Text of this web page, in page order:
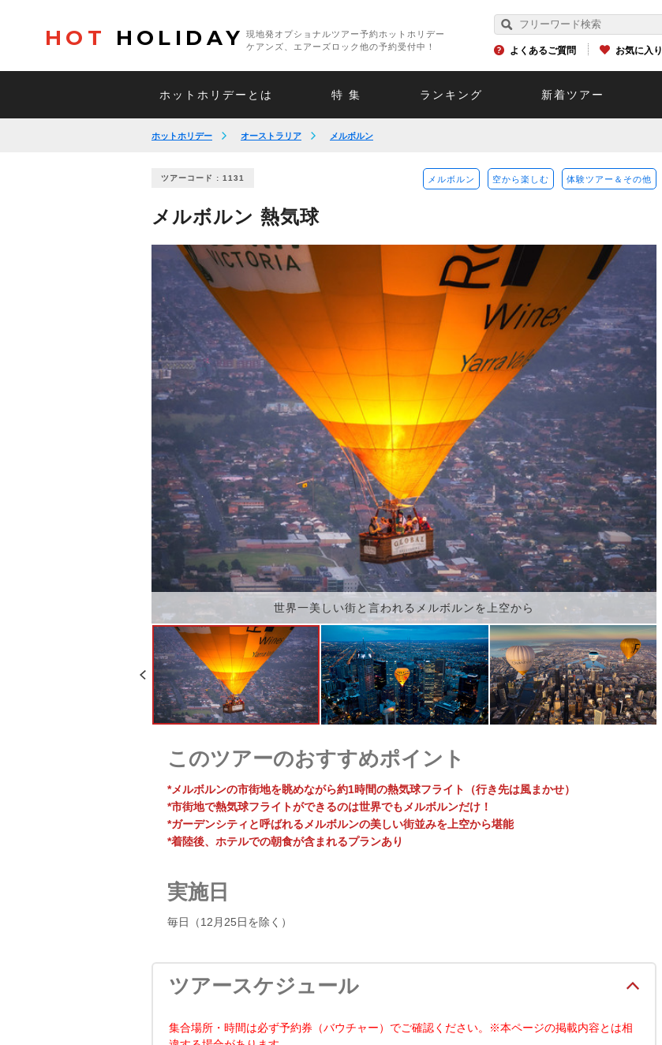
HOT HOLIDAY
現地発オプショナルツアー予約ホットホリデー
ケアンズ、エアーズロック他の予約受付中！
よくあるご質問 お気に入り
ホットホリデーとは 特 集 ランキング 新着ツアー
ホットホリデー オーストラリア メルボルン
ツアーコード : 1131 メルボルン 空から楽しむ 体験ツアー＆その他
メルボルン 熱気球
世界一美しい街と言われるメルボルンを上空から
このツアーのおすすめポイント
*メルボルンの市街地を眺めながら約1時間の熱気球フライト（行き先は風まかせ）
*市街地で熱気球フライトができるのは世界でもメルボルンだけ！
*ガーデンシティと呼ばれるメルボルンの美しい街並みを上空から堪能
*着陸後、ホテルでの朝食が含まれるプランあり
実施日
毎日（12月25日を除く）
ツアースケジュール
集合場所・時間は必ず予約券（バウチャー）でご確認ください。※本ページの掲載内容とは相